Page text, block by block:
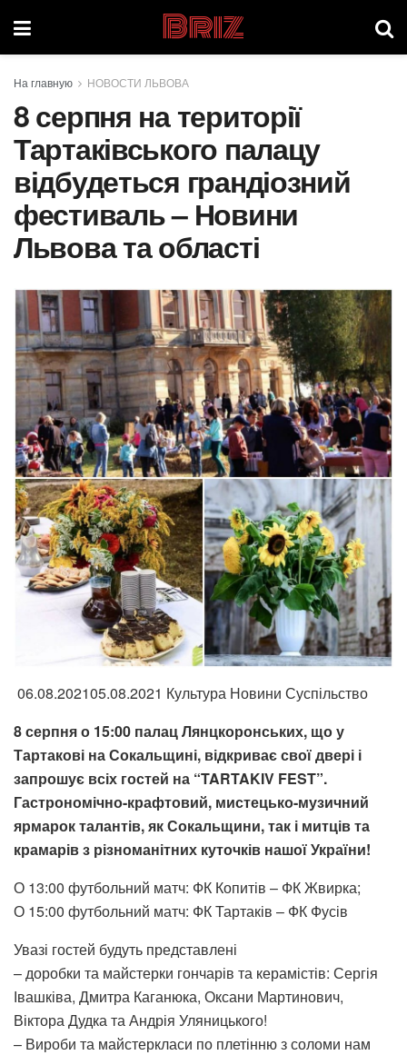
Briz
На главную НОВОСТИ ЛЬВОВА
8 серпня на території
Тартаківського палацу
відбудеться грандіозний
фестиваль – Новини
Львова та області
06.08.202105.08.2021 Культура Новини Суспільство
8 серпня о 15:00 палац Лянцкоронських, що у
Тартакові на Сокальщині, відкриває свої двері і
запрошує всіх гостей на “TARTAKIV FEST”.
Гастрономічно-крафтовий, мистецько-музичний
ярмарок талантів, як Сокальщини, так і митців та
крамарів з різноманітних куточків нашої України!
О 13:00 футбольний матч: ФК Копитів – ФК Жвирка;
О 15:00 футбольний матч: ФК Тартаків – ФК Фусів
Увазі гостей будуть представлені
– доробки та майстерки гончарів та керамістів: Сергія
Івашківа, Дмитра Каганюка, Оксани Мартинович,
Віктора Дудка та Андрія Уляницького!
– Вироби та майстеркласи по плетінню з соломи нам